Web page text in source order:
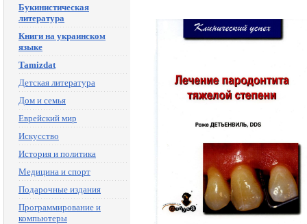
Букинистическая
литература
Книги на украинском
языке
Tamizdat
Детская литература
Дом и семья
Еврейский мир
Искусство
История и политика
Медицина и спорт
Подарочные издания
Программирование и
компьютеры